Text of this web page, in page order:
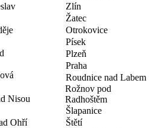
Zlín
Žatec
Nisou
Ohří
Otrokovice
Písek
Plzeň
Praha
Roudnice nad Labem
Rožnov pod
Radhoštěm
Šlapanice
Štětí